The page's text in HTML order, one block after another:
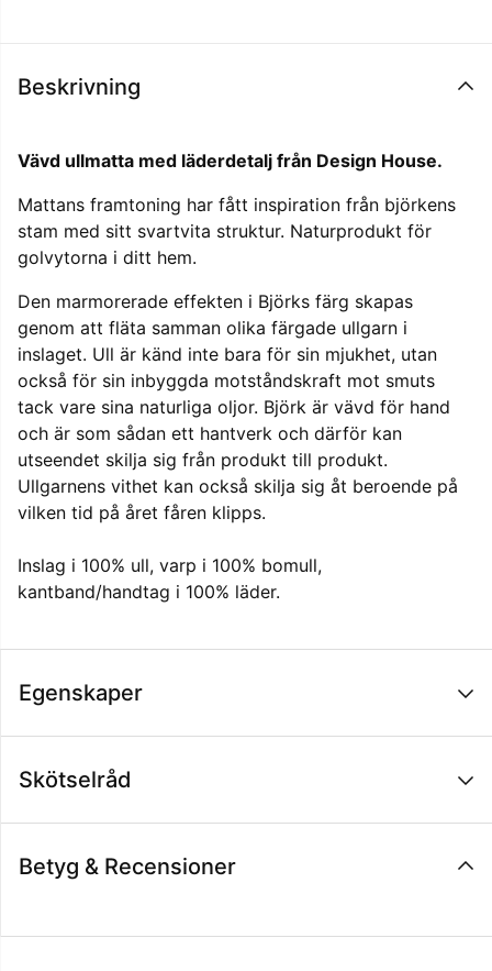
Beskrivning
Vävd ullmatta med läderdetalj från Design House.
Mattans framtoning har fått inspiration från björkens
stam med sitt svartvita struktur. Naturprodukt för
golvytorna i ditt hem.
Den marmorerade effekten i Björks färg skapas
genom att fläta samman olika färgade ullgarn i
inslaget. Ull är känd inte bara för sin mjukhet, utan
också för sin inbyggda motståndskraft mot smuts
tack vare sina naturliga oljor. Björk är vävd för hand
och är som sådan ett hantverk och därför kan
utseendet skilja sig från produkt till produkt.
Ullgarnens vithet kan också skilja sig åt beroende på
vilken tid på året fåren klipps.
Inslag i 100% ull, varp i 100% bomull,
kantband/handtag i 100% läder.
Egenskaper
Skötselråd
Betyg & Recensioner